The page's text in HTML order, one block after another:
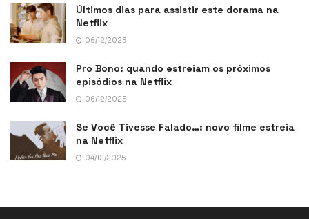
Últimos dias para assistir este dorama na
Netflix
06/12/2025
Pro Bono: quando estreiam os próximos
episódios na Netflix
06/12/2025
Se Você Tivesse Falado…: novo filme estreia
na Netflix
04/12/2025